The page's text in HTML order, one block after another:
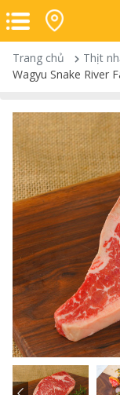
Trang chủ Thịt
Wagyu Snake River